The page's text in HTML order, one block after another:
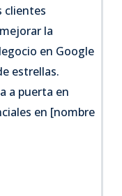
clientes
la
en Google
estrellas.
a puerta en
en [nombre